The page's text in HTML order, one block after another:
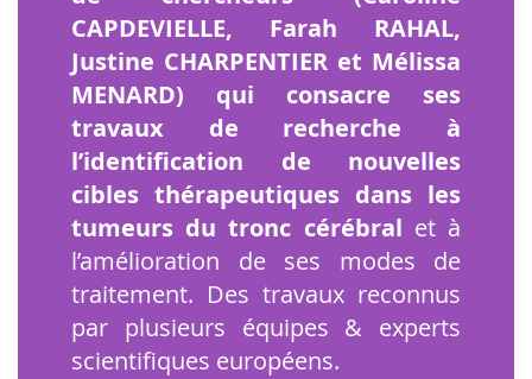
CAPDEVIELLE, Farah RAHAL,
Justine CHARPENTIER et Mélissa
MENARD) qui consacre ses
travaux de recherche à
l’identification de nouvelles
cibles thérapeutiques dans les
tumeurs du tronc cérébral et à
l’amélioration de ses modes de
traitement. Des travaux reconnus
par plusieurs équipes & experts
scientifiques européens.